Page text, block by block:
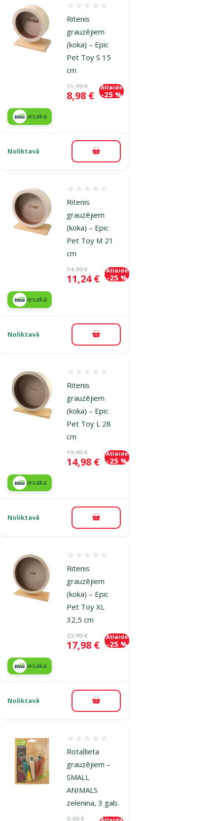
Ritenis
grauzējiem
(koka) – Epic
Pet Toy S 15
cm
Oriģinālā cena
11,99 €
Cena
8,98 €
Atlaide
-25 %
iesaka
Noliktavā Pievienot grozam
Ritenis
grauzējiem
(koka) – Epic
Pet Toy M 21
cm
Oriģinālā cena
14,99 €
Cena
11,24 €
Atlaide
-25 %
iesaka
Noliktavā Pievienot grozam
Ritenis
grauzējiem
(koka) – Epic
Pet Toy L 28
cm
Oriģinālā cena
19,99 €
Cena
14,98 €
Atlaide
-25 %
iesaka
Noliktavā Pievienot grozam
Ritenis
grauzējiem
(koka) – Epic
Pet Toy XL
32,5 cm
Oriģinālā cena
23,99 €
Cena
17,98 €
Atlaide
-25 %
iesaka
Noliktavā Pievienot grozam
Rotaļlieta
grauzējiem –
SMALL
ANIMALS
zelenina, 3 gab.
Oriģinālā cena
2,99 €